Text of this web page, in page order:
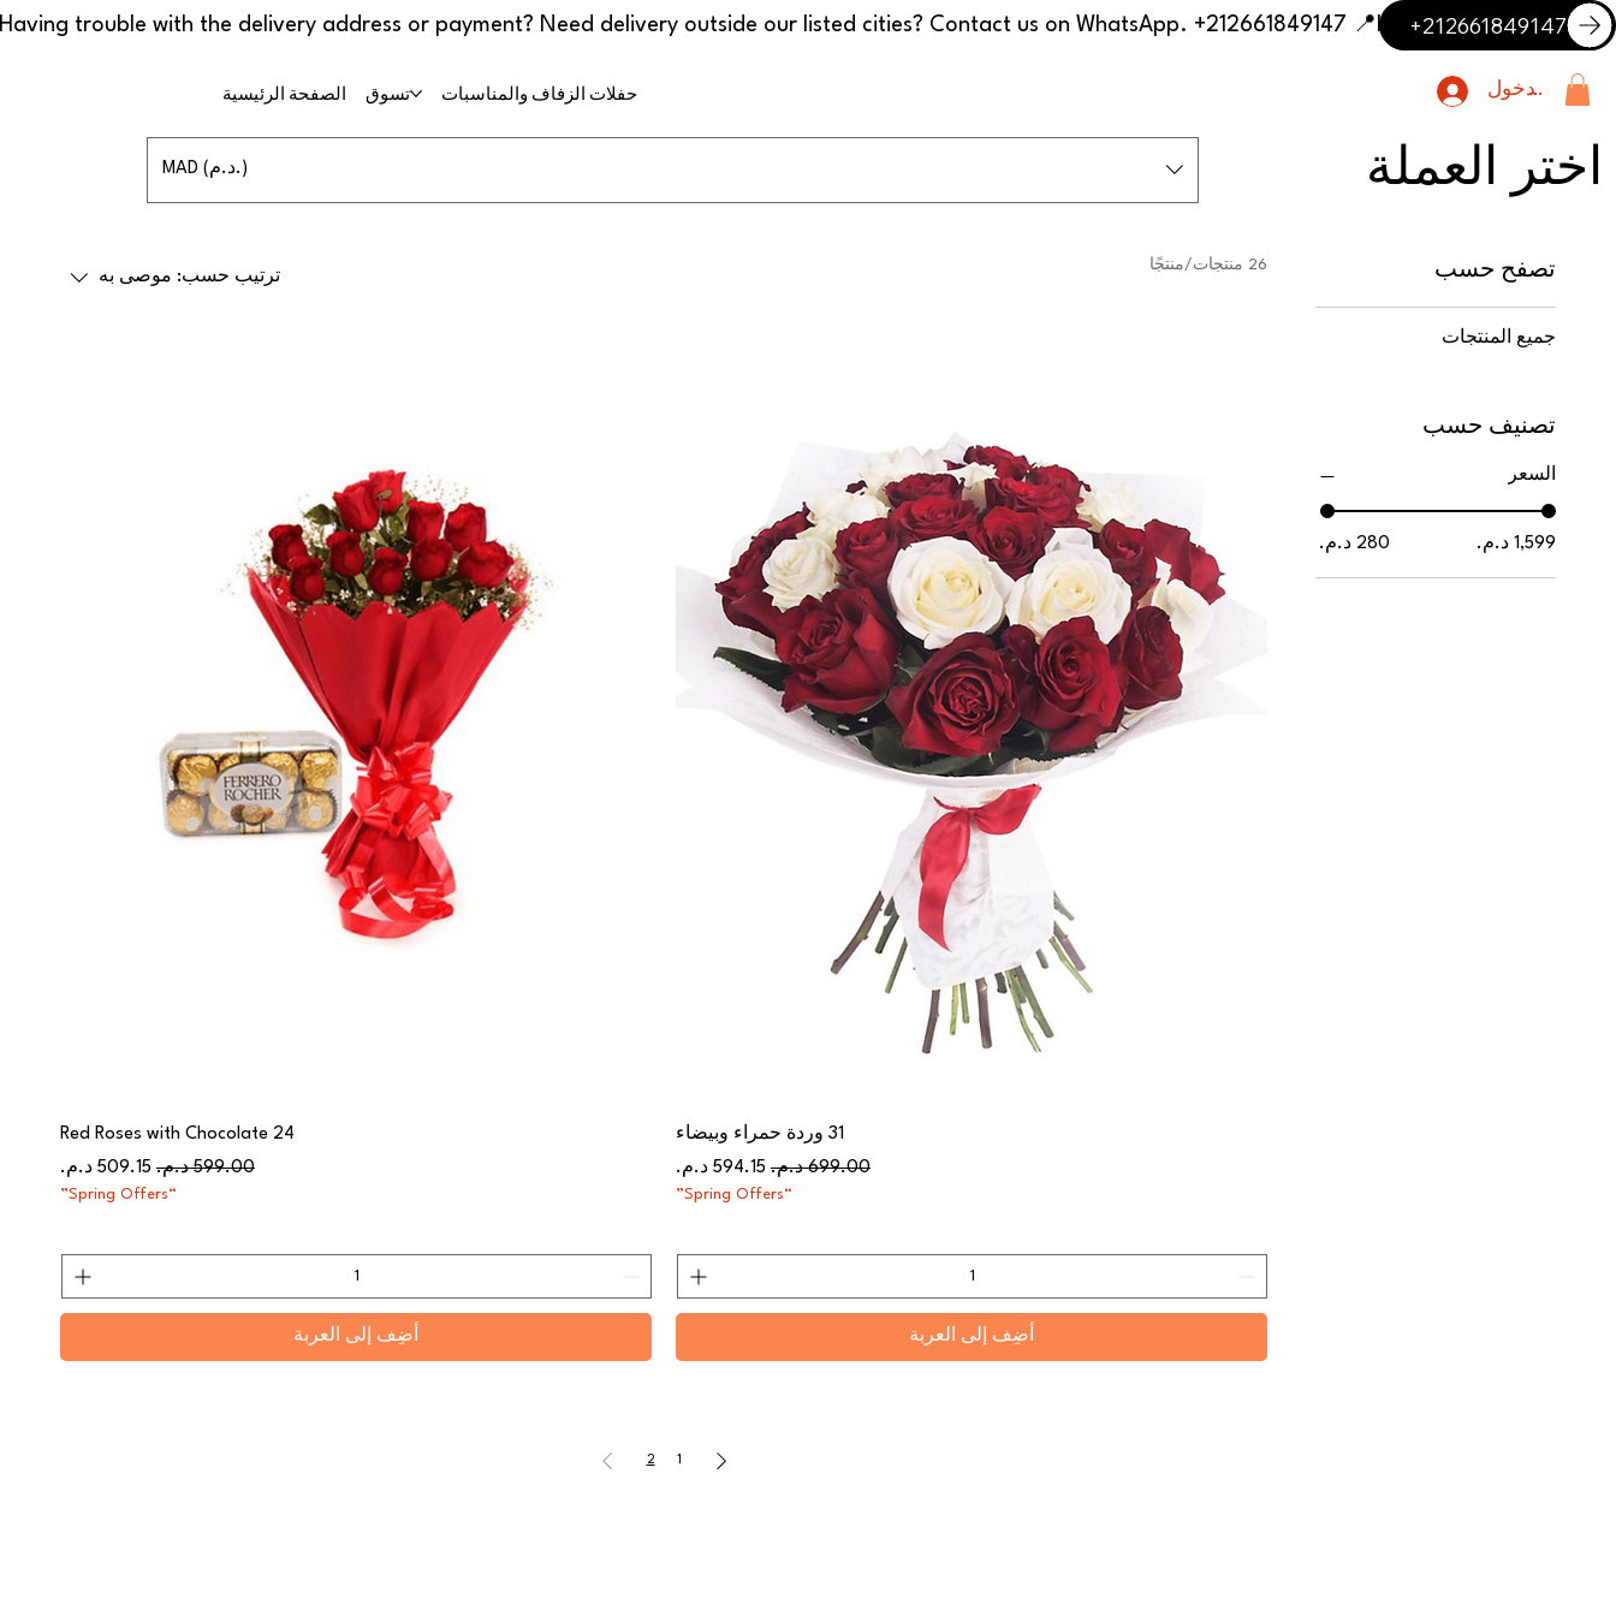
📍 Having trouble with the delivery address or payment? Need delivery outside our listed cities? Contact us on WhatsApp. +212661849147 +212661849147
الصفحة الرئيسية تسوق حفلات الزفاف والمناسبات تسجيل الدخول
MAD (د.م.) اختر العملة
تصفح حسب
جميع المنتجات
تصنيف حسب
السعر
26 منتجات/منتجًا
ترتيب حسب: موصى به
31 وردة حمراء وبيضاء
سعر عادي
سعر البيع
“Spring Offers”
أضِف إلى العربة
24 Red Roses with Chocolate
سعر عادي
سعر البيع
“Spring Offers”
أضِف إلى العربة
1
2